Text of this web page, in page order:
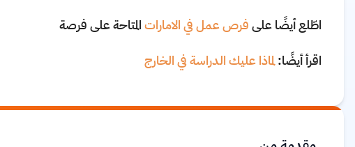
اطّلع أيضًا علىفرص عمل في الاماراتالمتاحة على فرصة
اقرأ أيضًا:لماذا عليك الدراسة في الخارج